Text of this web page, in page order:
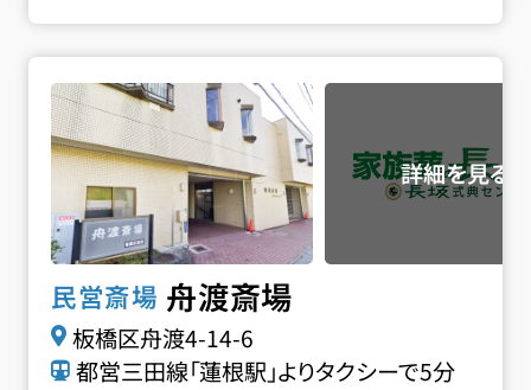
民営斎場 舟渡斎場
板橋区舟渡4-14-6
都営三田線「蓮根駅」よりタクシーで5分